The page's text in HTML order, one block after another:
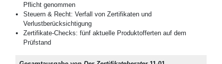
Pflicht genommen
Steuern & Recht: Verfall von Zertifikaten und
Verlustberücksichtigung
Zertifikate-Checks: fünf aktuelle Produktofferten auf dem
Prüfstand